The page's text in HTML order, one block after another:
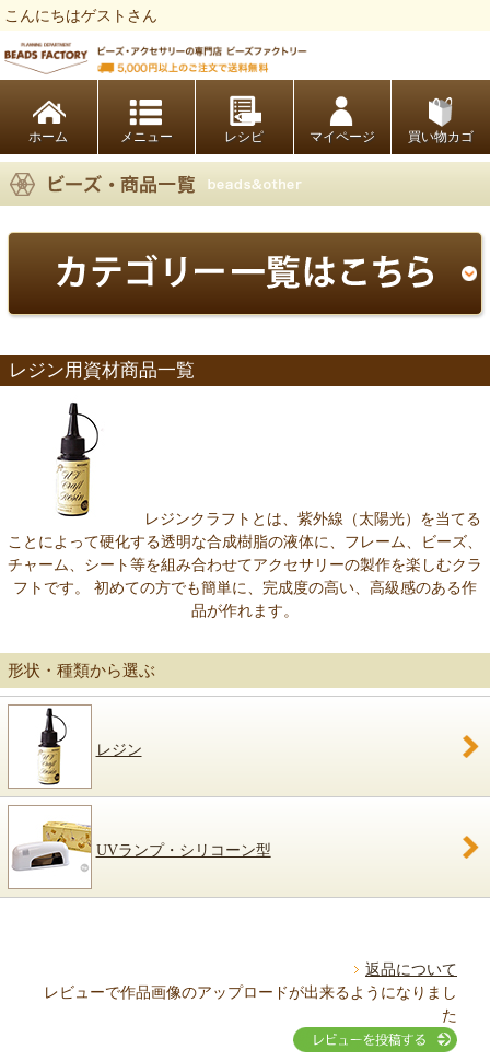
こんにちはゲストさん
ホーム レシピ マイページ 買い物カゴ
レジン用資材商品一覧
レジンクラフトとは、紫外線（太陽光）を当てる
ことによって硬化する透明な合成樹脂の液体に、フレーム、ビーズ、
チャーム、シート等を組み合わせてアクセサリーの製作を楽しむクラ
フトです。 初めての方でも簡単に、完成度の高い、高級感のある作
品が作れます。
形状・種類から選ぶ
レジン
UVランプ・シリコーン型
返品について
レビューで作品画像のアップロードが出来るようになりまし
た